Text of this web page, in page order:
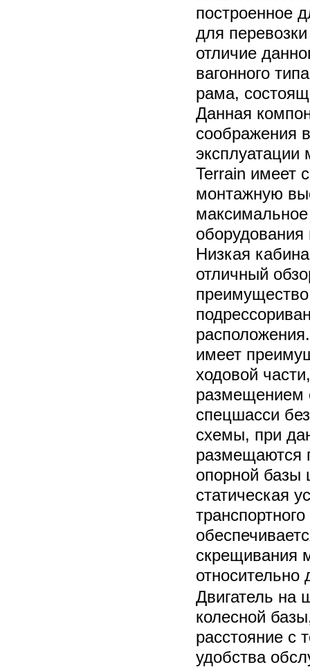
построенное
для
отличие
вагонного
рама,
Данная
соображения
Terrain имеет
монтажную
Низкая
отличный
имеет
ходовой
размещением
спецшасси
схемы, при
размещаются
опорной базы
статическая
скрещивания
относительно
Двигатель на
колесной
расстояние с
удобства